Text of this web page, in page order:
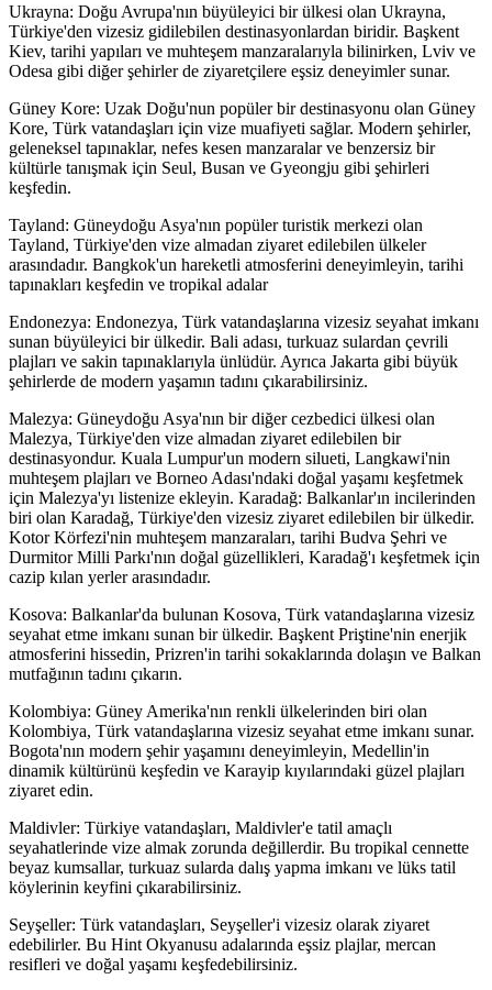
Ukrayna: Doğu Avrupa'nın büyüleyici bir ülkesi olan Ukrayna,
Türkiye'den vizesiz gidilebilen destinasyonlardan biridir. Başkent
Kiev, tarihi yapıları ve muhteşem manzaralarıyla bilinirken, Lviv ve
Odesa gibi diğer şehirler de ziyaretçilere eşsiz deneyimler sunar.
Güney Kore: Uzak Doğu'nun popüler bir destinasyonu olan Güney
Kore, Türk vatandaşları için vize muafiyeti sağlar. Modern şehirler,
geleneksel tapınaklar, nefes kesen manzaralar ve benzersiz bir
kültürle tanışmak için Seul, Busan ve Gyeongju gibi şehirleri
keşfedin.
Tayland: Güneydoğu Asya'nın popüler turistik merkezi olan
Tayland, Türkiye'den vize almadan ziyaret edilebilen ülkeler
arasındadır. Bangkok'un hareketli atmosferini deneyimleyin, tarihi
tapınakları keşfedin ve tropikal adalar
Endonezya: Endonezya, Türk vatandaşlarına vizesiz seyahat imkanı
sunan büyüleyici bir ülkedir. Bali adası, turkuaz sulardan çevrili
plajları ve sakin tapınaklarıyla ünlüdür. Ayrıca Jakarta gibi büyük
şehirlerde de modern yaşamın tadını çıkarabilirsiniz.
Malezya: Güneydoğu Asya'nın bir diğer cezbedici ülkesi olan
Malezya, Türkiye'den vize almadan ziyaret edilebilen bir
destinasyondur. Kuala Lumpur'un modern silueti, Langkawi'nin
muhteşem plajları ve Borneo Adası'ndaki doğal yaşamı keşfetmek
için Malezya'yı listenize ekleyin. Karadağ: Balkanlar'ın incilerinden
biri olan Karadağ, Türkiye'den vizesiz ziyaret edilebilen bir ülkedir.
Kotor Körfezi'nin muhteşem manzaraları, tarihi Budva Şehri ve
Durmitor Milli Parkı'nın doğal güzellikleri, Karadağ'ı keşfetmek için
cazip kılan yerler arasındadır.
Kosova: Balkanlar'da bulunan Kosova, Türk vatandaşlarına vizesiz
seyahat etme imkanı sunan bir ülkedir. Başkent Priştine'nin enerjik
atmosferini hissedin, Prizren'in tarihi sokaklarında dolaşın ve Balkan
mutfağının tadını çıkarın.
Kolombiya: Güney Amerika'nın renkli ülkelerinden biri olan
Kolombiya, Türk vatandaşlarına vizesiz seyahat etme imkanı sunar.
Bogota'nın modern şehir yaşamını deneyimleyin, Medellin'in
dinamik kültürünü keşfedin ve Karayip kıyılarındaki güzel plajları
ziyaret edin.
Maldivler: Türkiye vatandaşları, Maldivler'e tatil amaçlı
seyahatlerinde vize almak zorunda değillerdir. Bu tropikal cennette
beyaz kumsallar, turkuaz sularda dalış yapma imkanı ve lüks tatil
köylerinin keyfini çıkarabilirsiniz.
Seyşeller: Türk vatandaşları, Seyşeller'i vizesiz olarak ziyaret
edebilirler. Bu Hint Okyanusu adalarında eşsiz plajlar, mercan
resifleri ve doğal yaşamı keşfedebilirsiniz.